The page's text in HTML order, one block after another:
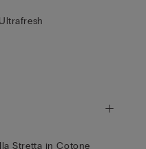
Stretta in Cotone